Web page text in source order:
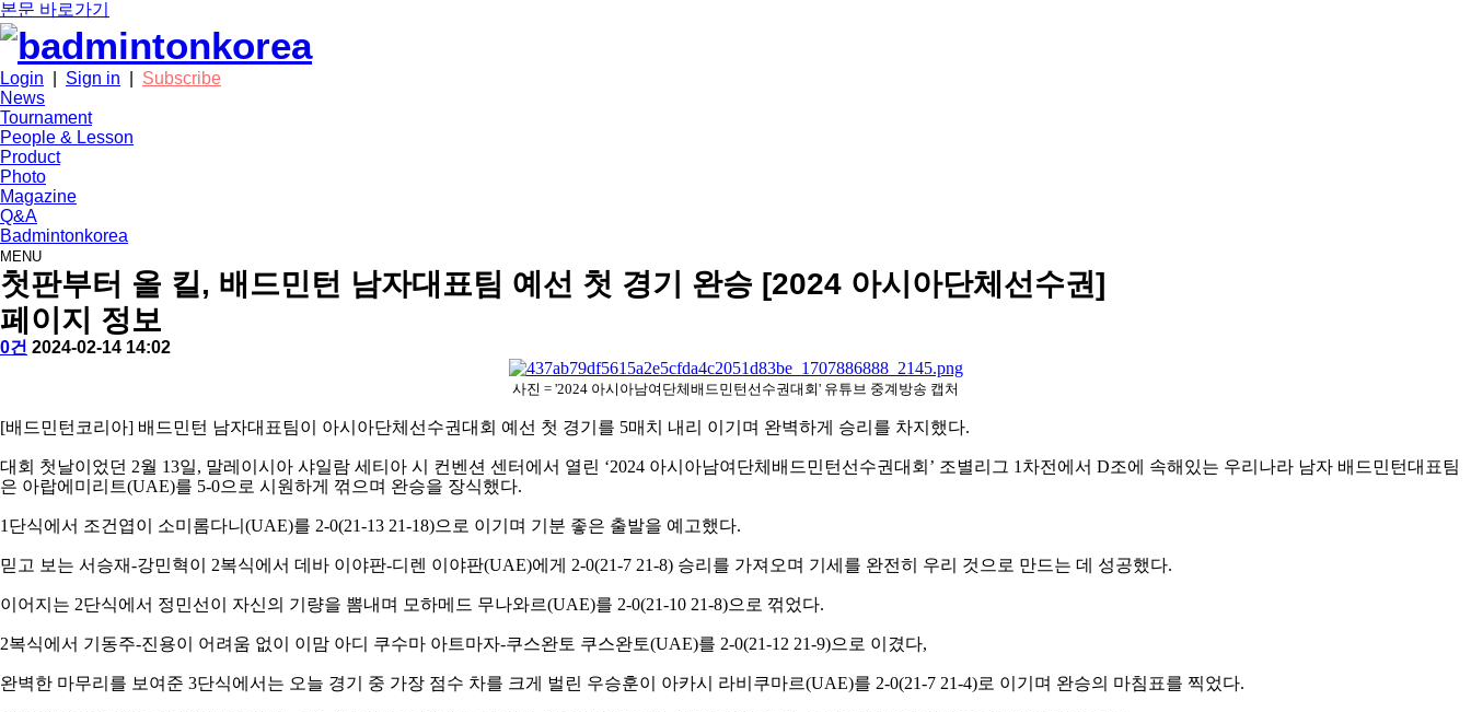
본문 바로가기
Login Sign in
Subscribe
News
Tournament
People & Lesson
Product
Photo
Magazine
Q&A
Badmintonkorea
MENU
news
첫판부터 올 킬, 배드민턴 남자대표팀 예선 첫 경기 완승 [2024 아시아단체선수권]
페이지 정보
작
배
코
아
댓
0건 작
2024-02-14 14:02
사진 = '2024 아시아남여단체배드민턴선수권대회' 유튜브 중계방송 캡처
[배드민턴코리아] 배드민턴 남자대표팀이 아시아단체선수권대회 예선 첫 경기를 5매치 내리 이기며 완벽하게 승리를 차지했다.
대회 첫날이었던 2월 13일, 말레이시아 샤일람 세티아 시 컨벤션 센터에서 열린 ‘2024 아시아남여단체배드민턴선수권대회 ’ 조별리그 1 차전에서 D조에 속해있는 우리나라 남자 배드민턴대표팀
은 아랍에미리트(UAE)를 5-0으로 시원하게 꺾으며 완승을 장식했다.
1 단식에서 조건엽이 소미롬다니 (UAE)를 2-0(21-13 21-18)으로 이기며 기분 좋은 출발을 예고했다.
믿고 보는 서승재-강민혁이 2복식에서 데바 이야판-디렌 이야판(UAE)에게 2-0(21-7 21-8) 승리를 가져오며 기세를 완전히 우리 것으로 만드는 데 성공했다.
이어지는 2단식에서 정민선이 자신의 기량을 뽐내며 모하메드 무나와르(UAE)를 2-0(21-10 21-8)으로 꺾었다.
2복식에서 기동주-진용이 어려움 없이 이맘 아디 쿠수마 아트마자-쿠스완토 쿠스완토(UAE)를 2-0(21-12 21-9)으로 이겼다,
완벽한 마무리를 보여준 3단식에서는 오늘 경기 중 가장 점수 차를 크게 벌린 우승훈이 아카시 라비쿠마르(UAE)를 2-0(21-7 21-4)로 이기며 완승의 마침표를 찍었다.